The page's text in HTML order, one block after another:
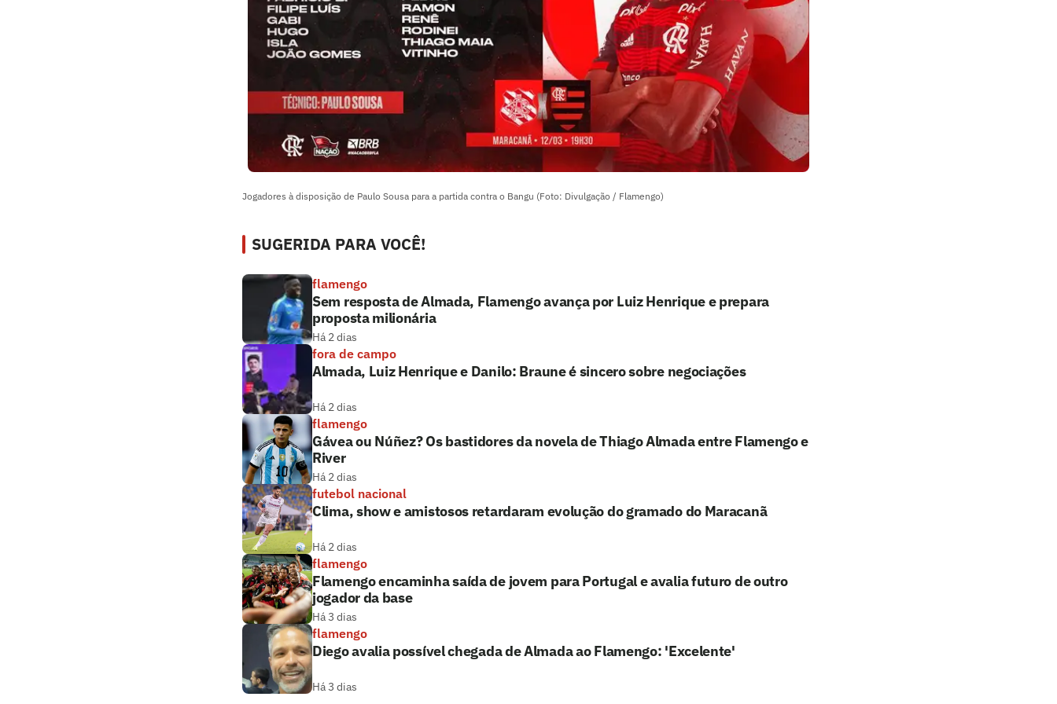
Jogadores à disposição de Paulo Sousa para a partida contra o Bangu (Foto: Divulgação / Flamengo)
SUGERIDA PARA VOCÊ!
flamengo
Sem resposta de Almada, Flamengo avança por Luiz Henrique e prepara
proposta milionária
Há 2 dias
fora de campo
Almada, Luiz Henrique e Danilo: Braune é sincero sobre negociações
Há 2 dias
flamengo
Gávea ou Núñez? Os bastidores da novela de Thiago Almada entre Flamengo e
River
Há 2 dias
futebol nacional
Clima, show e amistosos retardaram evolução do gramado do Maracanã
Há 2 dias
flamengo
Flamengo encaminha saída de jovem para Portugal e avalia futuro de outro
jogador da base
Há 3 dias
flamengo
Diego avalia possível chegada de Almada ao Flamengo: 'Excelente'
Há 3 dias